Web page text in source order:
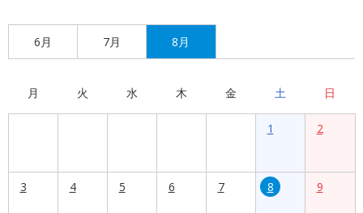
6月 7月 8月
月 火 水 木 金 土 日
1 2
3 4 5 6 7 8 9